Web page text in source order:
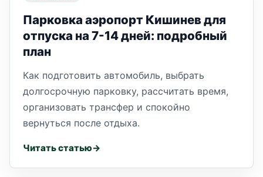
Парковка аэропорт Кишинев для
отпуска на 7-14 дней: подробный
план
Как подготовить автомобиль, выбрать
долгосрочную парковку, рассчитать время,
организовать трансфер и спокойно
вернуться после отдыха.
Читать статью